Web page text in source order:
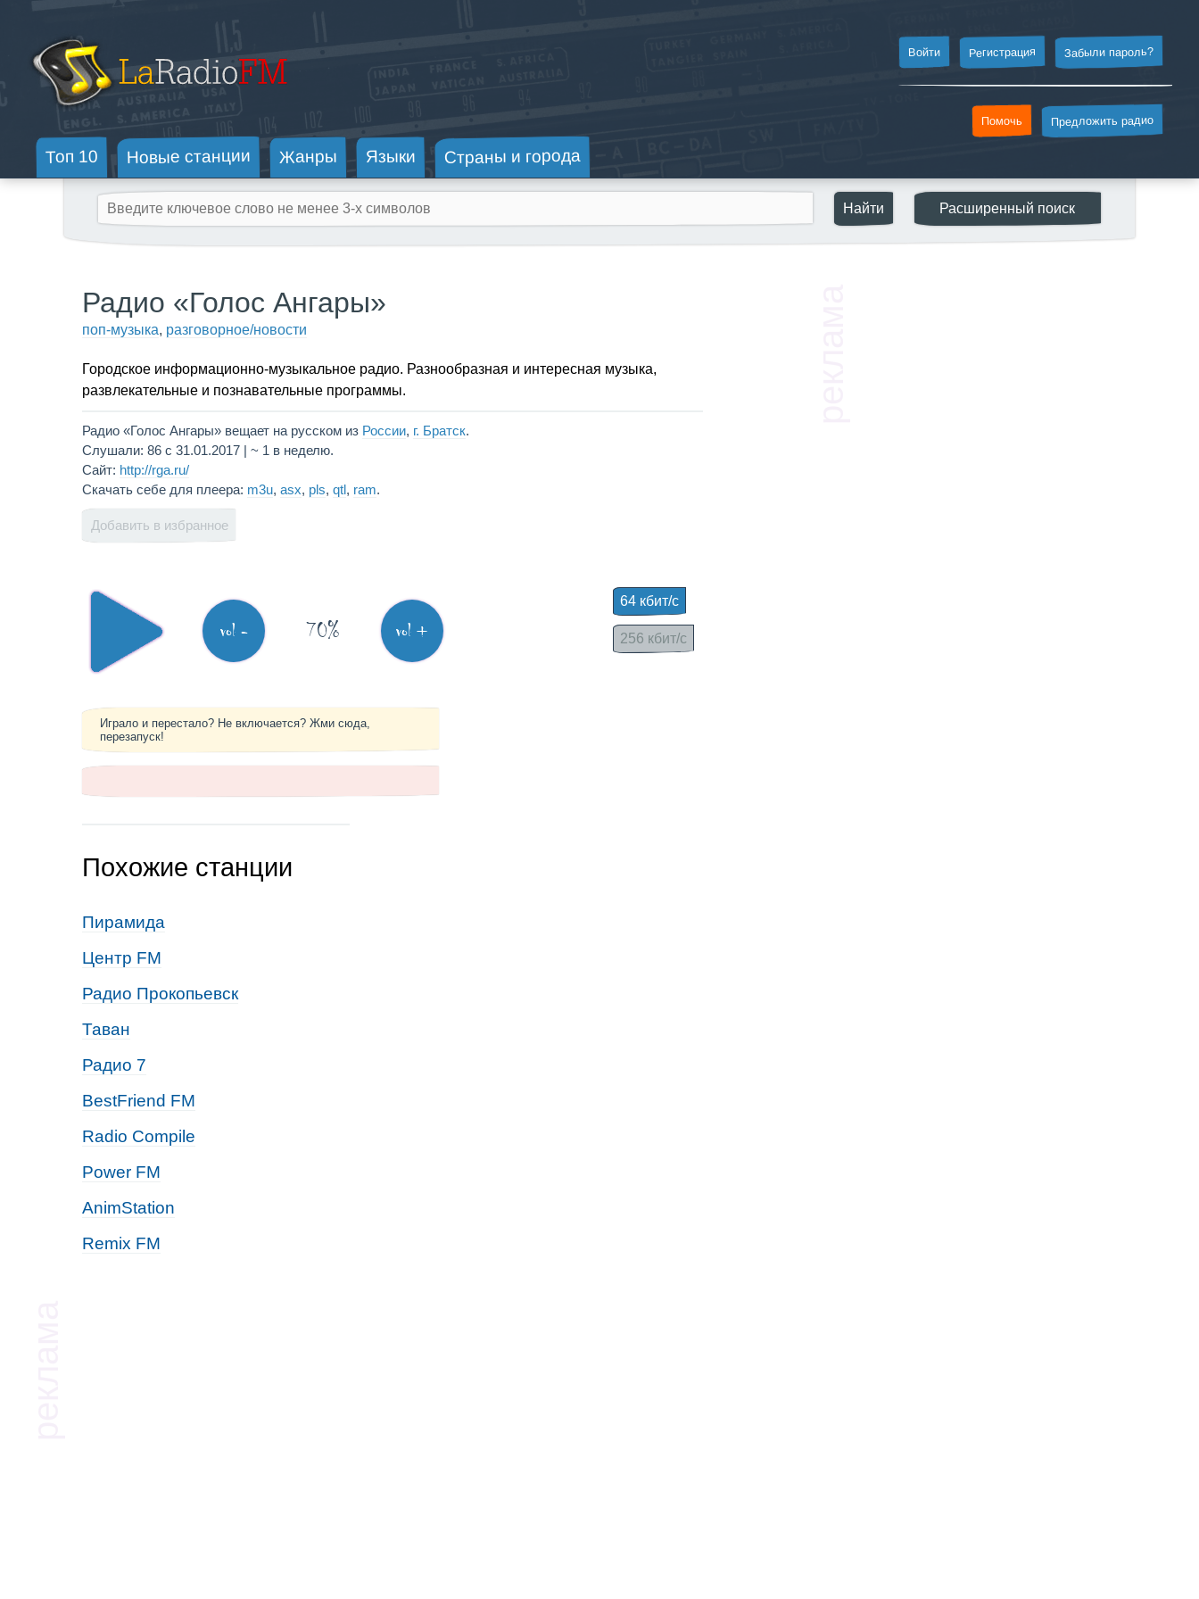
Забыли пароль?
Регистрация
Войти
Предложить радио
Помочь
Топ 10 Новые станции Жанры Языки Страны и города
Радио «Голос Ангары»
поп-музыка, разговорное/новости
Городское информационно-музыкальное радио. Разнообразная и интересная музыка,
развлекательные и познавательные программы.
Радио «Голос Ангары» вещает на русском из России, г. Братск.
Слушали: 86 с 31.01.2017 | ~ 1 в неделю.
Сайт: http://rga.ru/
Скачать себе для плеера: m3u, asx, pls, qtl, ram.
Добавить в избранное
vol - 70% vol +
64 кбит/с
256 кбит/с
Играло и перестало? Не включается? Жми сюда,
перезапуск!
Похожие станции
Пирамида
Центр FM
Радио Прокопьевск
Таван
Радио 7
BestFriend FM
Radio Compile
Power FM
AnimStation
Remix FM